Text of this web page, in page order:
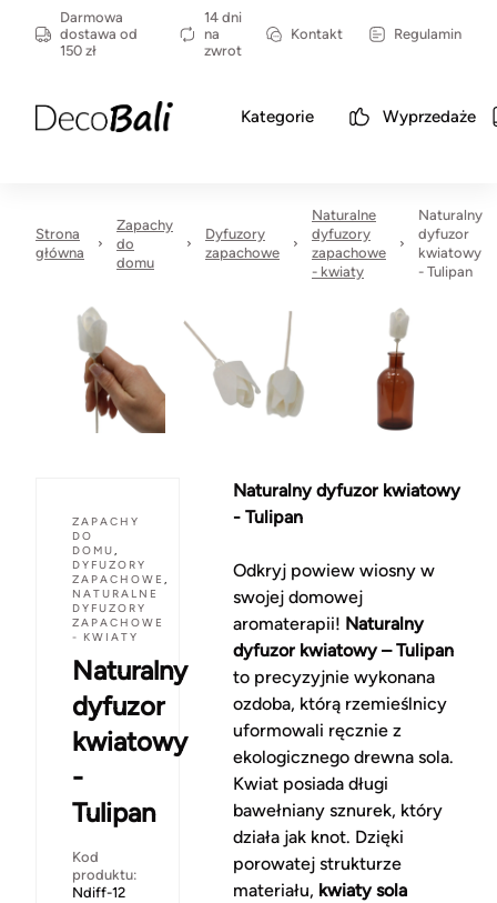
Darmowa
dostawa od
150 zł
14 dni
na
zwrot
Kontakt Regulamin
Kategorie Wyprzedaże
Strona
główna
Zapachy
do
domu
Dyfuzory
zapachowe
Naturalne
dyfuzory
zapachowe
- kwiaty
Naturalny
dyfuzor
kwiatowy
- Tulipan
ZAPACHY
DO
DOMU,
DYFUZORY
ZAPACHOWE ,
NATURALNE
DYFUZORY
ZAPACHOWE
- KWIATY
Naturalny
dyfuzor
kwiatowy
-
Tulipan
Kod
produktu:
Ndiff-12
Naturalny dyfuzor kwiatowy
- Tulipan
Odkryj powiew wiosny w
swojej domowej
aromaterapii! Naturalny
dyfuzor kwiatowy – Tulipan
to precyzyjnie wykonana
ozdoba, którą rzemieślnicy
uformowali ręcznie z
ekologicznego drewna sola.
Kwiat posiada długi
bawełniany sznurek, który
działa jak knot. Dzięki
porowatej strukturze
materiału, kwiaty sola